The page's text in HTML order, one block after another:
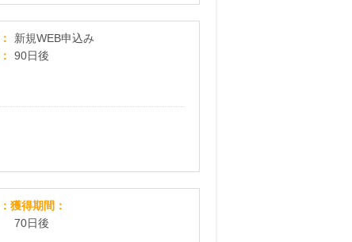
新規WEB申込み
90日後
獲得期間
70日後